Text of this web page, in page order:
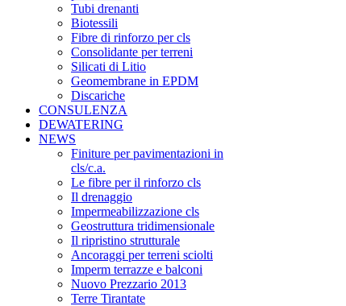
Tubi drenanti
Biotessili
Fibre di rinforzo per cls
Consolidante per terreni
Silicati di Litio
Geomembrane in EPDM
Discariche
CONSULENZA
DEWATERING
NEWS
Finiture per pavimentazioni in
cls/c.a.
Le fibre per il rinforzo cls
Il drenaggio
Impermeabilizzazione cls
Geostruttura tridimensionale
Il ripristino strutturale
Ancoraggi per terreni sciolti
Imperm terrazze e balconi
Nuovo Prezzario 2013
Terre Tirantate